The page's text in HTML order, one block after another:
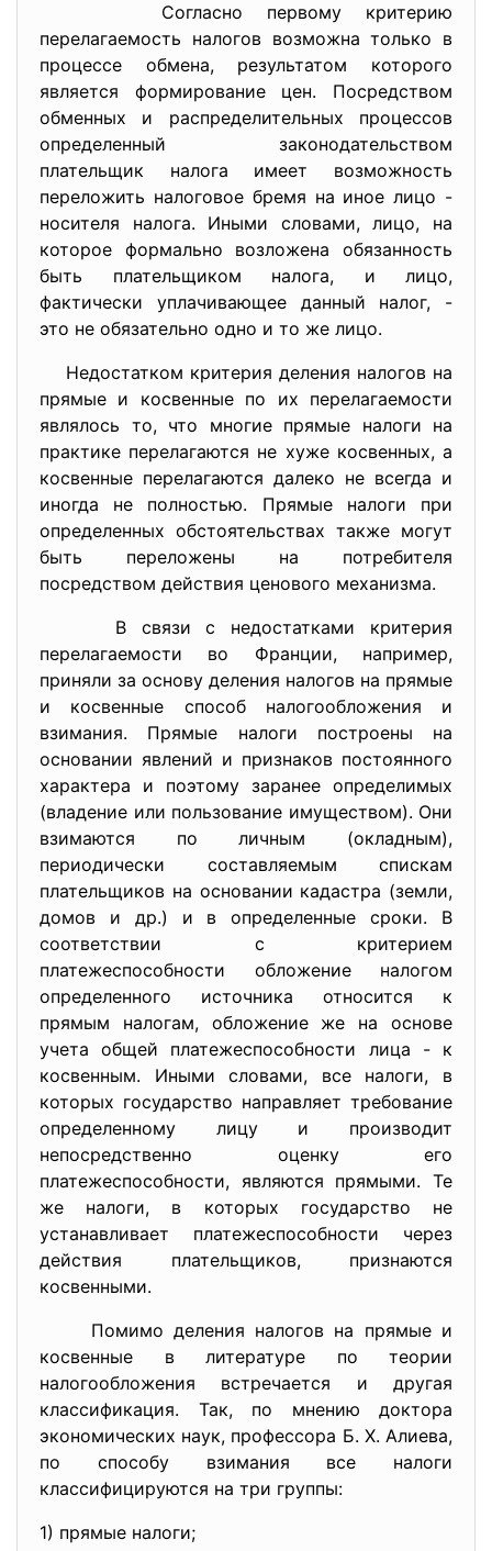
Согласно первому критерию
перелагаемость налогов возможна только в
процессе обмена, результатом которого
является формирование цен. Посредством
обменных и распределительных процессов
определенный законодательством
плательщик налога имеет возможность
переложить налоговое бремя на иное лицо -
носителя налога. Иными словами, лицо, на
которое формально возложена обязанность
быть плательщиком налога, и лицо,
фактически уплачивающее данный налог, -
это не обязательно одно и то же лицо.
Недостатком критерия деления налогов на
прямые и косвенные по их перелагаемости
являлось то, что многие прямые налоги на
практике перелагаются не хуже косвенных, а
косвенные перелагаются далеко не всегда и
иногда не полностью. Прямые налоги при
определенных обстоятельствах также могут
быть переложены на потребителя
посредством действия ценового механизма.
В связи с недостатками критерия
перелагаемости во Франции, например,
приняли за основу деления налогов на прямые
и косвенные способ налогообложения и
взимания. Прямые налоги построены на
основании явлений и признаков постоянного
характера и поэтому заранее определимых
(владение или пользование имуществом). Они
взимаются по личным (окладным),
периодически составляемым спискам
плательщиков на основании кадастра (земли,
домов и др.) и в определенные сроки. В
соответствии с критерием
платежеспособности обложение налогом
определенного источника относится к
прямым налогам, обложение же на основе
учета общей платежеспособности лица - к
косвенным. Иными словами, все налоги, в
которых государство направляет требование
определенному лицу и производит
непосредственно оценку его
платежеспособности, являются прямыми. Те
же налоги, в которых государство не
устанавливает платежеспособности через
действия плательщиков, признаются
косвенными.
Помимо деления налогов на прямые и
косвенные в литературе по теории
налогообложения встречается и другая
классификация. Так, по мнению доктора
экономических наук, профессора Б. Х. Алиева,
по способу взимания все налоги
классифицируются на три группы:
1) прямые налоги;